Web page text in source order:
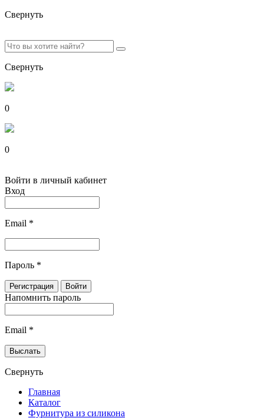
Свернуть
Свернуть
0
0
Войти в личный кабинет
Вход
Email *
Пароль *
Напомнить пароль
Email *
Свернуть
Главная
Каталог
Фурнитура из силикона